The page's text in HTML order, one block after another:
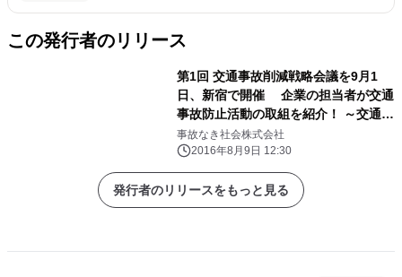
この発行者のリリース
第1回 交通事故削減戦略会議を9月1
日、新宿で開催 企業の担当者が交通
事故防止活動の取組を紹介！ ～交通事
故防止対策はヒューマンマネジメント
で 90％成功する～
事故なき社会株式会社
2016年8月9日 12:30
発行者のリリースをもっと見る